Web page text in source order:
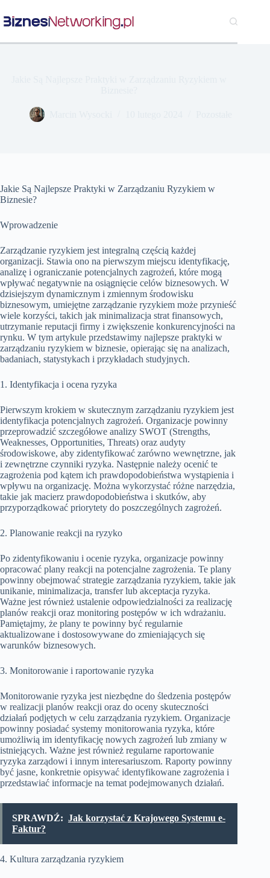
do
treści
Jakie Są Najlepsze Praktyki w Zarządzaniu Ryzykiem w
Biznesie?
Wprowadzenie
Zarządzanie ryzykiem jest integralną częścią każdej
organizacji. Stawia ono na pierwszym miejscu identyfikację,
analizę i ograniczanie potencjalnych zagrożeń, które mogą
wpływać negatywnie na osiągnięcie celów biznesowych. W
dzisiejszym dynamicznym i zmiennym środowisku
biznesowym, umiejętne zarządzanie ryzykiem może przynieść
wiele korzyści, takich jak minimalizacja strat finansowych,
utrzymanie reputacji firmy i zwiększenie konkurencyjności na
rynku. W tym artykule przedstawimy najlepsze praktyki w
zarządzaniu ryzykiem w biznesie, opierając się na analizach,
badaniach, statystykach i przykładach studyjnych.
1. Identyfikacja i ocena ryzyka
Pierwszym krokiem w skutecznym zarządzaniu ryzykiem jest
identyfikacja potencjalnych zagrożeń. Organizacje powinny
przeprowadzić szczegółowe analizy SWOT (Strengths,
Weaknesses, Opportunities, Threats) oraz audyty
środowiskowe, aby zidentyfikować zarówno wewnętrzne, jak
i zewnętrzne czynniki ryzyka. Następnie należy ocenić te
zagrożenia pod kątem ich prawdopodobieństwa wystąpienia i
wpływu na organizację. Można wykorzystać różne narzędzia,
takie jak macierz prawdopodobieństwa i skutków, aby
przyporządkować priorytety do poszczególnych zagrożeń.
2. Planowanie reakcji na ryzyko
Po zidentyfikowaniu i ocenie ryzyka, organizacje powinny
opracować plany reakcji na potencjalne zagrożenia. Te plany
powinny obejmować strategie zarządzania ryzykiem, takie jak
unikanie, minimalizacja, transfer lub akceptacja ryzyka.
Ważne jest również ustalenie odpowiedzialności za realizację
planów reakcji oraz monitoring postępów w ich wdrażaniu.
Pamiętajmy, że plany te powinny być regularnie
aktualizowane i dostosowywane do zmieniających się
warunków biznesowych.
3. Monitorowanie i raportowanie ryzyka
Monitorowanie ryzyka jest niezbędne do śledzenia postępów
w realizacji planów reakcji oraz do oceny skuteczności
działań podjętych w celu zarządzania ryzykiem. Organizacje
powinny posiadać systemy monitorowania ryzyka, które
umożliwią im identyfikację nowych zagrożeń lub zmiany w
istniejących. Ważne jest również regularne raportowanie
ryzyka zarządowi i innym interesariuszom. Raporty powinny
być jasne, konkretnie opisywać identyfikowane zagrożenia i
przedstawiać informacje na temat podejmowanych działań.
SPRAWDŹ: Jak korzystać z Krajowego Systemu e-
Faktur?
4. Kultura zarządzania ryzykiem